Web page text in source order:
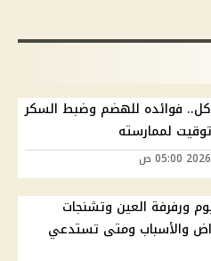
فوائده للهضم وضبط السكر
لممارسته
ورفرفة العين وتشنجات
والأسباب ومتى تستدعي